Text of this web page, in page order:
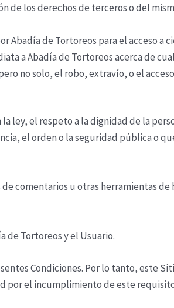
de los derechos de terceros o del
Abadía de Tortoreos para el acceso a
aAbadía de Tortoreosacerca de
no solo, el robo, extravío, o el
ley, el respeto a la dignidad de la
el orden o la seguridad pública o
comentarios u otras herramientas de
de Tortoreosy el Usuario.
Condiciones. Por lo tanto, este
por el incumplimiento de este